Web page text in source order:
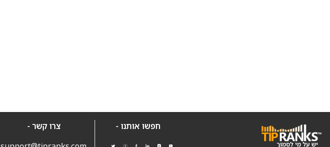
חפשו אותנו -
צרו קשר -